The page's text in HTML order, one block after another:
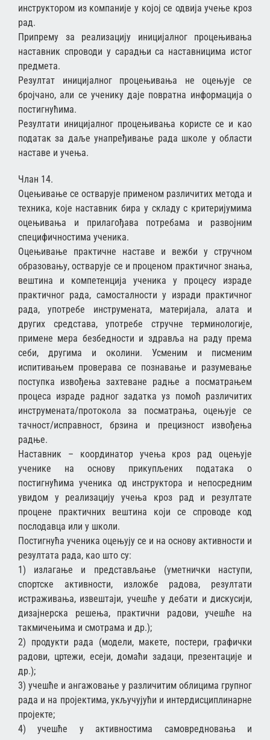
инструктором из компаније у којој се одвија учење кроз
рад.
Припрему за реализацију иницијалног процењивања
наставник спроводи у сарадњи са наставницима истог
предмета.
Резултат иницијалног процењивања не оцењује се
бројчано, али се ученику даје повратна информација о
постигнућима.
Резултати иницијалног процењивања користе се и као
податак за даље унапређивање рада школе у области
наставе и учења.
Члан 14.
Оцењивање се остварује применом различитих метода и
техника, које наставник бира у складу с критеријумима
оцењивања и прилагођава потребама и развојним
специфичностима ученика.
Оцењивање практичне наставе и вежби у стручном
образовању, остварује се и проценом практичног знања,
вештина и компетенција ученика у процесу израде
практичног рада, самосталности у изради практичног
рада, употребе инструмената, материјала, алата и
других средстава, употребе стручне терминологије,
примене мера безбедности и здравља на раду према
себи, другима и околини. Усменим и писменим
испитивањем проверава се познавање и разумевање
поступка извођења захтеване радње а посматрањем
процеса израде радног задатка уз помоћ различитих
инструмената/протокола за посматрања, оцењује се
тачност/исправност, брзина и прецизност извођења
радње.
Наставник – координатор учења кроз рад оцењује
ученике на основу прикупљених података о
постигнућима ученика од инструктора и непосредним
увидом у реализацију учења кроз рад и резултате
процене практичних вештина који се спроводе код
послодавца или у школи.
Постигнућа ученика оцењују се и на основу активности и
резултата рада, као што су:
1) излагање и представљање (уметнички наступи,
спортске активности, изложбе радова, резултати
истраживања, извештаји, учешће у дебати и дискусији,
дизајнерска решења, практични радови, учешће на
такмичењима и смотрама и др.);
2) продукти рада (модели, макете, постери, графички
радови, цртежи, есеји, домаћи задаци, презентације и
др.);
3) учешће и ангажовање у различитим облицима групног
рада и на пројектима, укључујући и интердисциплинарне
пројекте;
4) учешће у активностима самовредновања и